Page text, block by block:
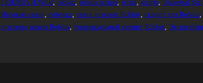
FRIENDVIEWER, roblox, roblox scripts, script, scripts, Universal
Игровые связи, роблокс, связи игроков Roblox, скрипт для Roblox
игрового опыта Roblox, универсальный скрипт Roblox,